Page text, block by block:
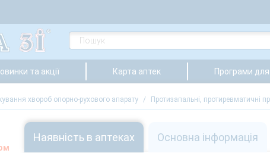
та акції Карта аптек Програми для
хвороб опорно-рухового апарату / Протизапальні, протиревматичні
Наявність в аптеках Основна інформація